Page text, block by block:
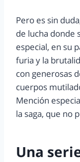
Pero es sin
de lucha donde
especial, en su
furia y la
con generosas
cuerpos
Mención
la saga, que no
Una